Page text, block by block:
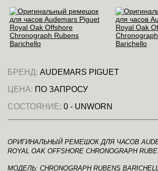
БРЕНД: AUDEMARS PIGUET
ЦЕНА: ПО ЗАПРОСУ
СОСТОЯНИЕ: 0 - UNWORN
ОРИГИНАЛЬНЫЙ РЕМЕШОК ДЛЯ ЧАСОВ
ROYAL OAK OFFSHORE CHRONOGRAPH
МОДЕЛЬ: CHRONOGRAPH RUBENS